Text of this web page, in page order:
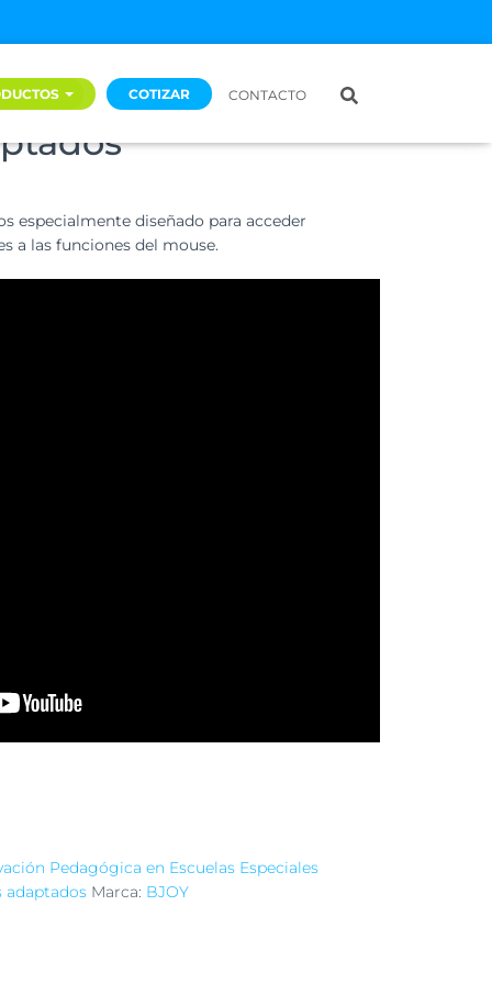
COTIZAR CONTACTO
– Mouse con
especialmente diseñado para acceder
a las funciones del mouse.
Pedagógica en Escuelas Especiales
adaptados Marca: BJOY